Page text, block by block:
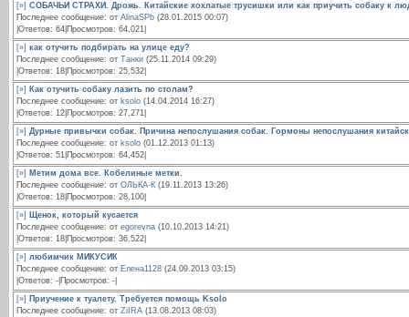
[»] СОБАЧЬИ СТРАХИ. Дрожь. Китайские хохлатые трусишки или как приучить собаку к
Последнее сообщение: от AlinaSPb (28.01.2015 00:07)
|Ответов: 64|Просмотров: 64,021|
[»] как отучить подбирать на улице еду?
Последнее сообщение: от Танки (25.11.2014 09:29)
|Ответов: 18|Просмотров: 25,532|
[»]
Как отучить собаку лазить по столам?
Последнее сообщение: от ksolo (14.04.2014 16:27)
|Ответов: 12|Просмотров: 27,271|
[»] Дурные привычки собак. Причина непослушания собак. Гормоны непослушания
Последнее сообщение: от ksolo (01.12.2013 01:13)
|Ответов: 51|Просмотров: 64,452|
[»] Метим дома все. Кобелиные метки.
Последнее сообщение: от ОЛЬКА-К (19.11.2013 13:26)
|Ответов: 18|Просмотров: 28,100|
[»] Щенок, который кусается
Последнее сообщение: от egorevna (10.10.2013 14:21)
|Ответов: 18|Просмотров: 36,522|
[»] любимчик МИКУСИК
Последнее сообщение: от Елена1128 (24.09.2013 03:15)
|Ответов: -|Просмотров: -|
[»]
Приучение к туалету. Требуется помощь Ksolo
Последнее сообщение: от ZiIRA (13.08.2013 08:03)